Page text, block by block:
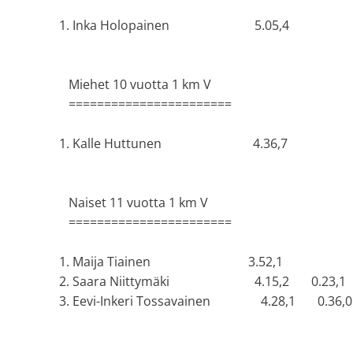
1. Inka Holopainen 5.05,4
Miehet 10 vuotta 1 km V
=======================
1. Kalle Huttunen 4.36,7
Naiset 11 vuotta 1 km V
=======================
1. Maija Tiainen 3.52,1
2. Saara Niittymäki 4.15,2 0.23,1
3. Eevi-Inkeri Tossavainen 4.28,1 0.36,0